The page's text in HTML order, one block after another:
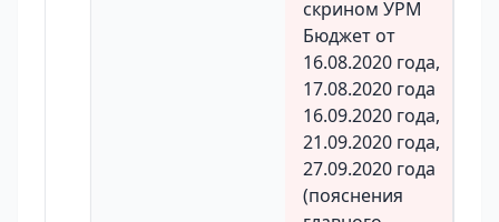
скрином УРМ
Бюджет от
16.08.2020 года,
17.08.2020 года
16.09.2020 года,
21.09.2020 года,
27.09.2020 года
(пояснения